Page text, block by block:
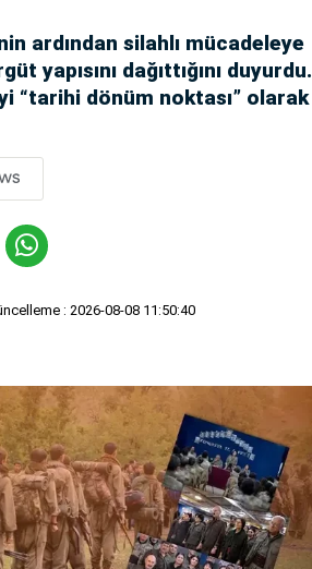
ardından silahlı mücadeleye
yapısını dağıttığını duyurdu.
“tarihi dönüm noktası” olarak
: 2026-08-08 11:50:40